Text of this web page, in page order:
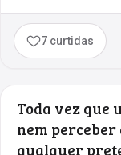
7 curtidas
Toda vez que
nem perceber
qualquer